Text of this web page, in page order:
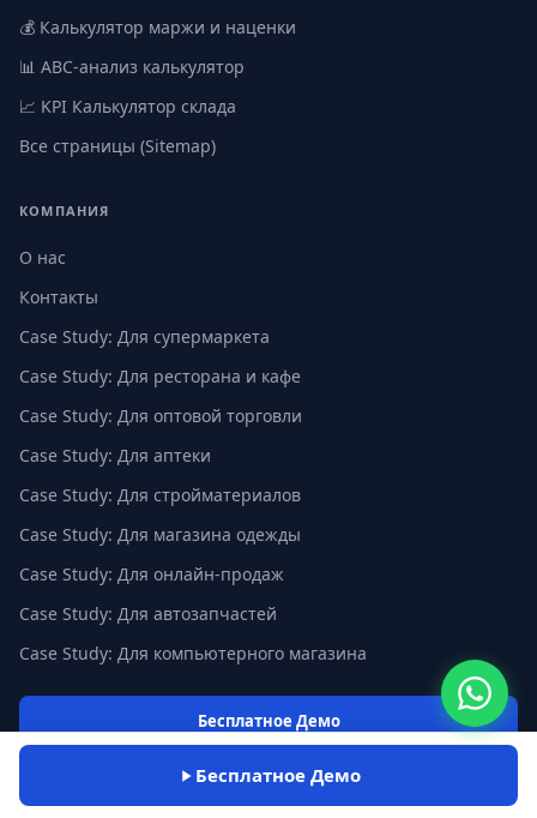
💰 Калькулятор маржи и наценки
📊 ABC-анализ калькулятор
📈 KPI Калькулятор склада
Все страницы (Sitemap)
КОМПАНИЯ
О нас
Контакты
Case Study: Для супермаркета
Case Study: Для ресторана и кафе
Case Study: Для оптовой торговли
Case Study: Для аптеки
Case Study: Для стройматериалов
Case Study: Для магазина одежды
Case Study: Для онлайн-продаж
Case Study: Для автозапчастей
Case Study: Для компьютерного магазина
Бесплатное Демо
Бесплатное Демо